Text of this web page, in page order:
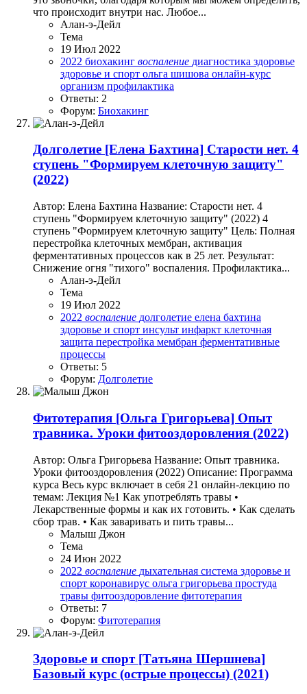
что происходит внутри нас. Любое...
Алан-э-Дейл
Тема
19 Июл 2022
2022 биохакинг воспаление диагностика здоровье
здоровье и спорт ольга шишова онлайн-курс
организм профилактика
Ответы: 2
Форум: Биохакинг
Долголетие [Елена Бахтина] Старости нет. 4
ступень "Формируем клеточную защиту"
(2022)
Автор: Елена Бахтина Название: Старости нет. 4
ступень "Формируем клеточную защиту" (2022) 4
ступень "Формируем клеточную защиту" Цель: Полная
перестройка клеточных мембран, активация
ферментативных процессов как в 25 лет. Результат:
Снижение огня "тихого" воспаления. Профилактика...
Алан-э-Дейл
Тема
19 Июл 2022
2022 воспаление долголетие елена бахтина
здоровье и спорт инсульт инфаркт клеточная
защита перестройка мембран ферментативные
процессы
Ответы: 5
Форум: Долголетие
Фитотерапия [Ольга Григорьева] Опыт
травника. Уроки фитооздоровления (2022)
Автор: Ольга Григорьева Название: Опыт травника.
Уроки фитооздоровления (2022) Описание: Программа
курса Весь курс включает в себя 21 онлайн-лекцию по
темам: Лекция №1 Как употреблять травы •
Лекарственные формы и как их готовить. • Как сделать
сбор трав. • Как заваривать и пить травы...
Малыш Джон
Тема
24 Июн 2022
2022 воспаление дыхательная система здоровье и
спорт коронавирус ольга григорьева простуда
травы фитооздоровление фитотерапия
Ответы: 7
Форум: Фитотерапия
Здоровье и спорт [Татьяна Шершнева]
Базовый курс (острые процессы) (2021)